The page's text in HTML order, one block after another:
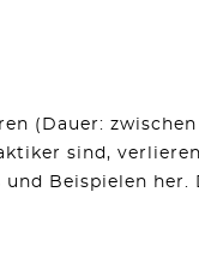
(Dauer:
sind,
Beispielen her.